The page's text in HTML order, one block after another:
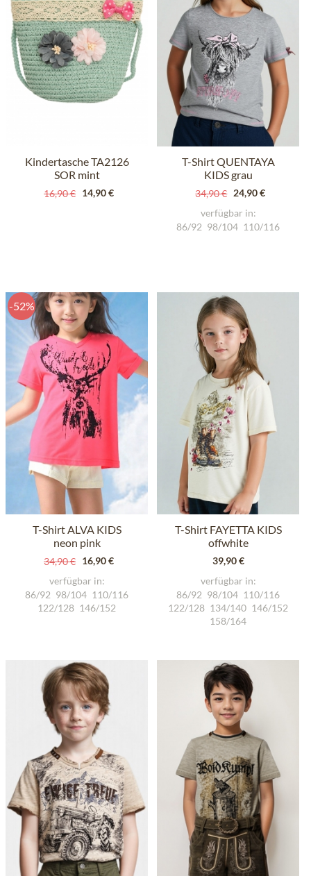
Kindertasche TA2126
SOR mint
16,90 € 14,90 €
T-Shirt QUENTAYA
KIDS grau
34,90 € 24,90 €
verfügbar in:
86/92 98/104 110/116
-52%
T-Shirt ALVA KIDS
neon pink
34,90 € 16,90 €
verfügbar in:
86/92 98/104 110/116
122/128 146/152
T-Shirt FAYETTA KIDS
offwhite
39,90 €
verfügbar in:
86/92 98/104 110/116
122/128 134/140 146/152
158/164